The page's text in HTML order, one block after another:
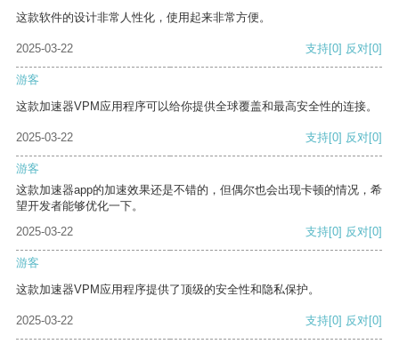
这款软件的设计非常人性化，使用起来非常方便。
2025-03-22 支持[0] 反对[0]
游客
这款加速器VPM应用程序可以给你提供全球覆盖和最高安全性的连接。
2025-03-22 支持[0] 反对[0]
游客
这款加速器app的加速效果还是不错的，但偶尔也会出现卡顿的情况，希
望开发者能够优化一下。
2025-03-22
支持[0] 反对[0]
游客
这款加速器VPM应用程序提供了顶级的安全性和隐私保护。
2025-03-22 支持[0] 反对[0]